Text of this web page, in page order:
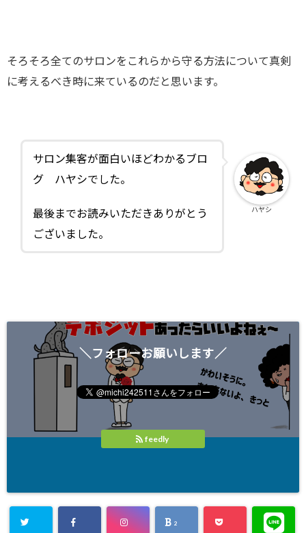
そろそろ全てのサロンをこれらから守る方法について真剣
に考えるべき時に来ているのだと思います。
サロン集客が面白いほどわかるブロ
グ ハヤシでした。
最後までお読みいただきありがとう
ございました。
ハヤシ
＼フォローお願いします／
feedly
2